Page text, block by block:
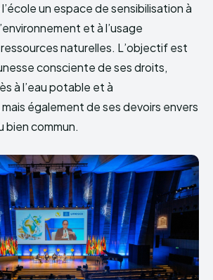
un espace de sensibilisation à
et à l’usage
naturelles. L’objectif est
consciente de ses droits,
à l’eau potable et à
mais également de ses devoirs envers
bien commun.